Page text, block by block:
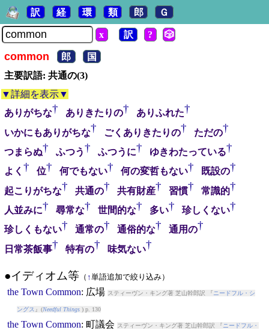
訳 経 環 類 郎 Ｇ
x 訳 ? 🎲
common 郎
国
主要訳語: 共通の(3)
▼詳細を表示▼
ありがちな† ありきたりの† ありふれた†
いかにもありがちな† ごくありきたりの† ただの†
つまらぬ† ふつう† ふつうに† ゆきわたっている†
よく † 位† 何でもない† 何の変哲もない† 既設の†
起こりがちな† 共通の† 共有財産† 習慣† 常識的†
人並みに† 尋常な† 世間的な† 多い† 珍しくない†
珍しくもない† 通常の† 通俗的な† 通用の†
日常茶飯事† 特有の† 味気ない†
●イディオム等（ ↑単語追加で絞り込み）
the Town Common: 広場 スティーヴン・キング著 芝山幹郎訳 『 ニードフル・シ
ングス 』(Needful Things) p. 130
the Town Common: 町議会 スティーヴン・キング著 芝山幹郎訳 『 ニードフル・